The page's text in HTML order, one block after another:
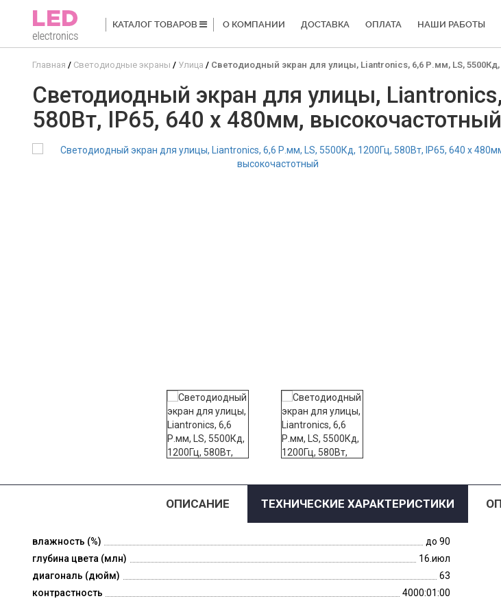
КАТАЛОГ ТОВАРОВ О КОМПАНИИ ДОСТАВКА ОПЛАТА НАШИ РАБОТЫ
Главная Светодиодные экраны Улица Светодиодный экран для улицы, Liantronics, 6,6 Р.мм, LS, 5500Кд,
Светодиодный экран для улицы,
580Вт, IP65, 640 x 480мм, высокочастотный
ОПИСАНИЕ ТЕХНИЧЕСКИЕ ХАРАКТЕРИСТИКИ
влажность (%)
до 90
глубина цвета (млн)
16.июл
диагональ (дюйм)
63
контрастность
4000:01:00